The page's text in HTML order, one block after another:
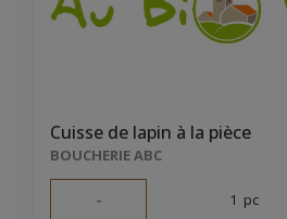
Cuisse de lapin à la pièce
BOUCHERIE ABC
- 1 pc